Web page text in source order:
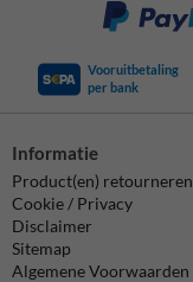
Vooruitbetaling
per bank
Informatie
Product(en) retourneren
Cookie / Privacy
Disclaimer
Sitemap
Algemene Voorwaarden